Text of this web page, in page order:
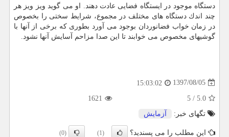
دستگاه موجود در ایستگاه فضایی عادت دهند. او می گوید ویز ویز هر
چند اندك دستگاه های مختلف در مجموع، شرایط سختی را بخصوص
در زمان خواب فضانوردان بوجود می آورد بطوری كه برخی از آنها با
گوشیهای مخصوص می خوابند تا این صدا مزاحم آسایش آنها نشود.
1397/08/05
15:03:02
5.0
/
5
1621
تگهای خبر:
آزمایش
این مطلب را می پسندید؟ (1)
(0)